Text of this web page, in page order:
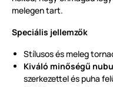
melegen tart.
Speciális jellemzők
Stílusos és meleg
Kiváló minőségű
szerkezettel és puha